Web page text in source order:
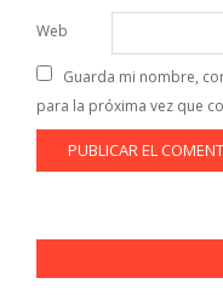
Web
Guarda mi nombre,
para la próxima vez que